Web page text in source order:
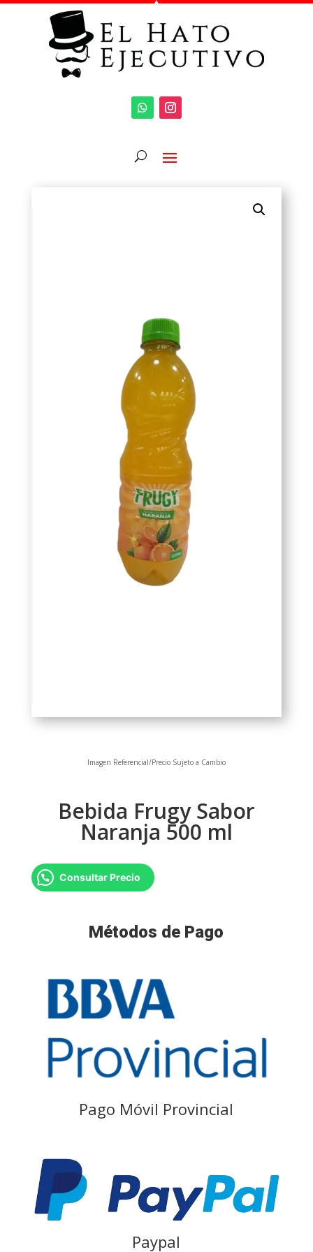
Imagen Referencial/Precio Sujeto a Cambio
Bebida Frugy Sabor
Naranja 500 ml
Consultar Precio
Métodos de Pago
Pago Móvil Provincial
Paypal